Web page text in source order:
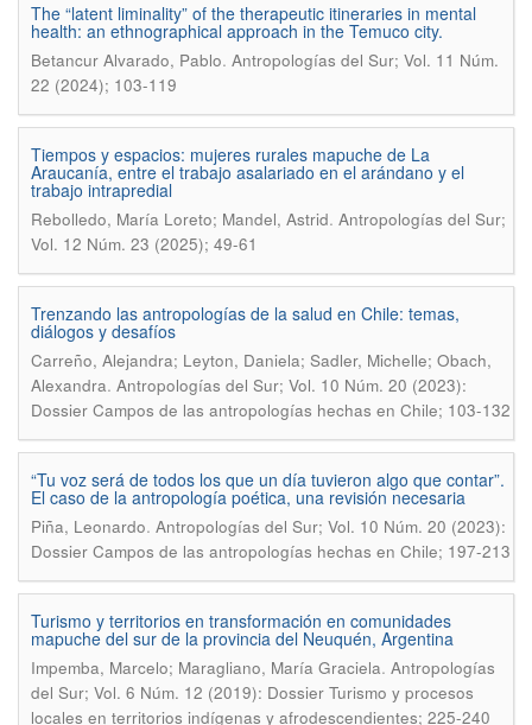
The “latent liminality” of the therapeutic itineraries in mental
health: an ethnographical approach in the Temuco city.
Betancur Alvarado, Pablo. Antropologías del Sur; Vol. 11 Núm.
22 (2024); 103-119
Tiempos y espacios: mujeres rurales mapuche de La
Araucanía, entre el trabajo asalariado en el arándano y el
trabajo intrapredial
Rebolledo, María Loreto; Mandel, Astrid. Antropologías del Sur;
Vol. 12 Núm. 23 (2025); 49-61
Trenzando las antropologías de la salud en Chile: temas,
diálogos y desafíos
Carreño, Alejandra; Leyton, Daniela; Sadler, Michelle; Obach,
Alexandra. Antropologías del Sur; Vol. 10 Núm. 20 (2023):
Dossier Campos de las antropologías hechas en Chile; 103-132
“Tu voz será de todos los que un día tuvieron algo que contar”.
El caso de la antropología poética, una revisión necesaria
Piña, Leonardo. Antropologías del Sur; Vol. 10 Núm. 20 (2023):
Dossier Campos de las antropologías hechas en Chile; 197-213
Turismo y territorios en transformación en comunidades
mapuche del sur de la provincia del Neuquén, Argentina
Impemba, Marcelo; Maragliano, María Graciela. Antropologías
del Sur; Vol. 6 Núm. 12 (2019): Dossier Turismo y procesos
locales en territorios indígenas y afrodescendientes; 225-240